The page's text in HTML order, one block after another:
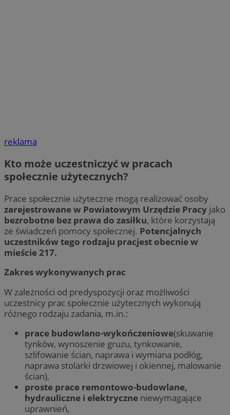
reklama
Kto może uczestniczyć w pracach
społecznie użytecznych?
Prace społecznie użyteczne mogą realizować osoby
zarejestrowane w Powiatowym Urzędzie Pracy jako
bezrobotne bez prawa do zasiłku, które korzystają
ze świadczeń pomocy społecznej. Potencjalnych
uczestników tego rodzaju pracjest obecnie w
mieście 217.
Zakres wykonywanych prac
W zależności od predyspozycji oraz możliwości
uczestnicy prac społecznie użytecznych wykonują
różnego rodzaju zadania, m.in.:
prace budowlano-wykończeniowe(skuwanie
tynków, wynoszenie gruzu, tynkowanie,
szlifowanie ścian, naprawa i wymiana podłóg,
naprawa stolarki drzwiowej i okiennej, malowanie
ścian),
proste prace remontowo-budowlane,
hydrauliczne i elektryczne niewymagające
uprawnień,